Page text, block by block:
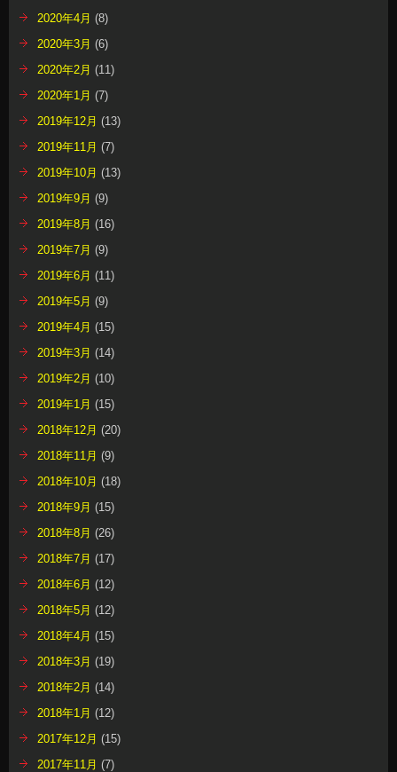
2020年4月 (8)
2020年3月 (6)
2020年2月 (11)
2020年1月 (7)
2019年12月 (13)
2019年11月 (7)
2019年10月 (13)
2019年9月 (9)
2019年8月 (16)
2019年7月 (9)
2019年6月 (11)
2019年5月 (9)
2019年4月 (15)
2019年3月 (14)
2019年2月 (10)
2019年1月 (15)
2018年12月 (20)
2018年11月 (9)
2018年10月 (18)
2018年9月 (15)
2018年8月 (26)
2018年7月 (17)
2018年6月 (12)
2018年5月 (12)
2018年4月 (15)
2018年3月 (19)
2018年2月 (14)
2018年1月 (12)
2017年12月 (15)
2017年11月 (7)